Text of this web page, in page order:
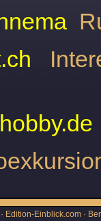
Edition-Einblick.com ·